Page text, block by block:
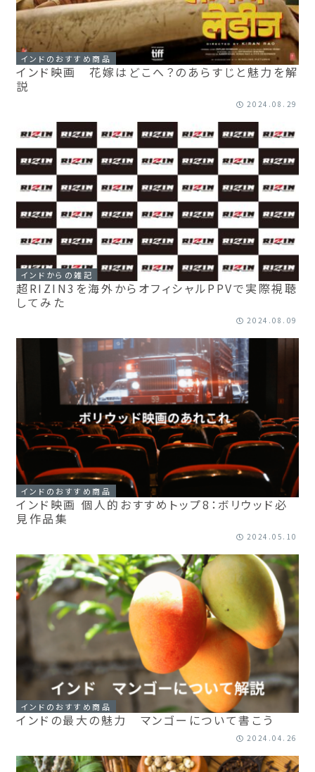
インドのおすすめ商品
インド映画 花嫁はどこへ？のあらすじと魅力を解
説
2024.08.29
インドからの雑記
超RIZIN3を海外からオフィシャルPPVで実際視聴
してみた
2024.08.09
インドのおすすめ商品
インド映画 個人的おすすめトップ8：ボリウッド必
見作品集
2024.05.10
インドのおすすめ商品
インドの最大の魅力 マンゴーについて書こう
2024.04.26